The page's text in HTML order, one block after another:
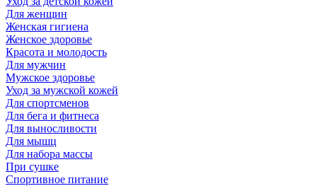
Для женщин
Женская гигиена
Женское здоровье
Красота и молодость
Для мужчин
Мужское здоровье
Уход за мужской кожей
Для спортсменов
Для бега и фитнеса
Для выносливости
Для мышц
Для набора массы
При сушке
Спортивное питание